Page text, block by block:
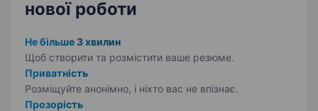
нової роботи
Не більше 3 хвилин
Щоб створити та розмістити ваше резюме.
Приватність
Розміщуйте анонімно, і ніхто вас не впізнає.
Прозорість